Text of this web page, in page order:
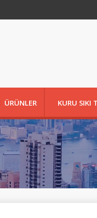
ÜRÜNLER KURU SIKI
HAKKIMIZDA
İLETİŞİM